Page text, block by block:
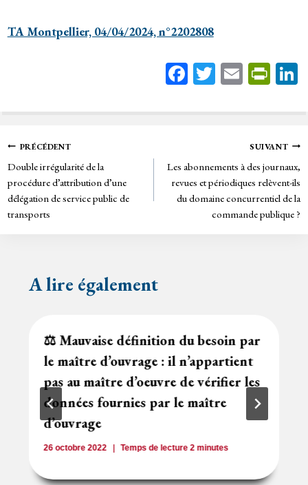
TA Montpellier, 04/04/2024, n°2202808
Fa
bo
T
tt
E
ail
Pr
tF
rie
n
dl
y
Navigation
de
l’article
PRÉCÉDENT
Double irrégularité de la
procédure d’attribution d’une
délégation de service public de
transports
SUIVANT
Les abonnements à des journaux,
revues et périodiques relèvent-ils
du domaine concurrentiel de la
commande publique ?
A lire également
⚖️ Mauvaise définition du besoin par
le maître d’ouvrage : il n’appartient
pas au maître d’oeuvre de vérifier les
données fournies par le maître
d’ouvrage
26 octobre 2022 Temps de lecture 2minutes